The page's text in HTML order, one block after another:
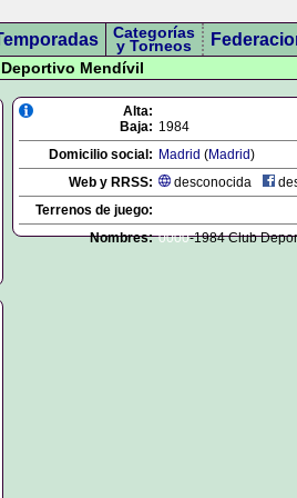
Categorías
y Torneos
Mendívil
Alta:
Baja: 1984
Domicilio social: Madrid (Madrid)
Web y RRSS:
desconocida
Terrenos de juego:
Nombres: 0000-1984 Club